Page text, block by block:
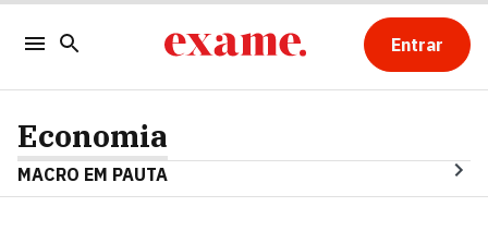
Entrar
Economia
MACRO EM PAUTA